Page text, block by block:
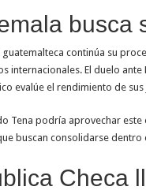
busca
guatemalteca continúa su
internacionales. El duelo
evalúe el rendimiento de
Tena podría aprovechar
buscan consolidarse dentro
Checa